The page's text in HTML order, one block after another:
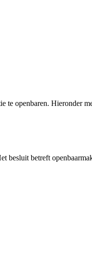
te openbaren. Hieronder
besluit betreft